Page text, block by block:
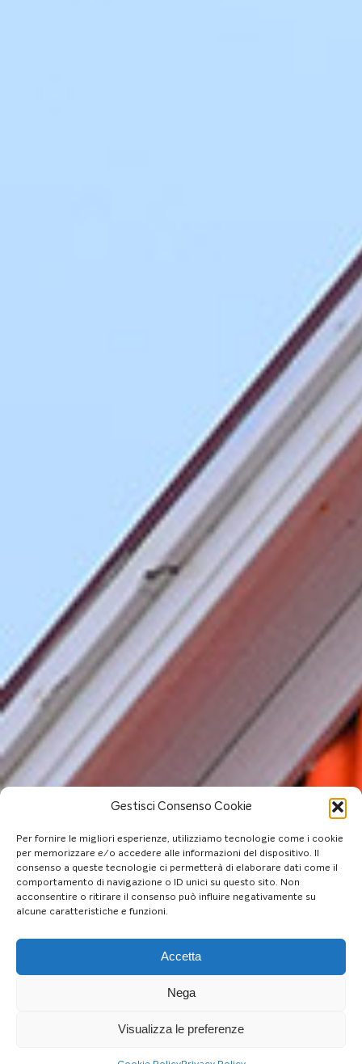
Gestisci Consenso Cookie
Per fornire le migliori esperienze, utilizziamo tecnologie come i cookie
per memorizzare e/o accedere alle informazioni del dispositivo. Il
consenso a queste tecnologie ci permetterà di elaborare dati come il
comportamento di navigazione o ID unici su questo sito. Non
acconsentire o ritirare il consenso può influire negativamente su
alcune caratteristiche e funzioni.
Accetta
Nega
Visualizza le preferenze